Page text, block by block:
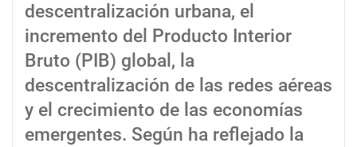
descentralización urbana, el
incremento del Producto Interior
Bruto (PIB) global, la
descentralización de las redes aéreas
y el crecimiento de las economías
emergentes. Según ha reflejado la